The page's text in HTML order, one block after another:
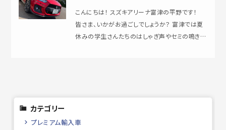
こんにちは！ スズキアリーナ富津の平野です！
皆さま、いかがお過ごしでしょうか？ 富津では夏
休みの学生さんたちのはしゃぎ声やセミの鳴き声
カテゴリー
プレミアム輸入車